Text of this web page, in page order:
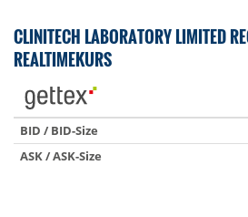
CLINITECH LABORATORY LIMITED
REALTIMEKURS
BID / BID-Size
ASK / ASK-Size